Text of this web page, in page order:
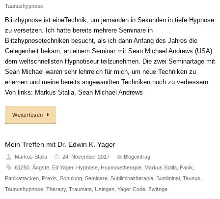
Taunushypnose
Blitzhypnose ist eineTechnik, um jemanden in Sekunden in tiefe Hypnose
zu versetzen. Ich hatte bereits mehrere Seminare in
Blitzhypnosetechniken besucht, als ich dann Anfang des Jahres die
Gelegenheit bekam, an einem Seminar mit Sean Michael Andrews (USA)
dem weltschnellsten Hypnotiseur teilzunehmen. Die zwei Seminartage mit
Sean Michael waren sehr lehrreich für mich, um neue Techniken zu
erlernen und meine bereits angewandten Techniken noch zu verbessern.
Von links: Markus Stalla, Sean Michael Andrews
Weiterlesen
Mein Treffen mit Dr. Edwin K. Yager
Markus Stalla 24. November 2017
Blogeintrag
61250, Ängste, Ed Yager, Hypnose, Hypnosetherapie, Markus Stalla, Panik
Panikattacken Praxis Schulung Seminare Subliminaltherapie Sunliminal Taunus
Taunushypnose Therapy, Traumata Usingen Yager Code Zwänge